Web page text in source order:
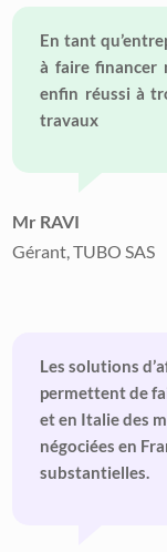
En tant
à faire financer
enfin réussi à
travaux
Mr RAVI
Gérant, TUBO SAS
Les solutions
permettent de
et en Italie des
négociées en
substantielles.